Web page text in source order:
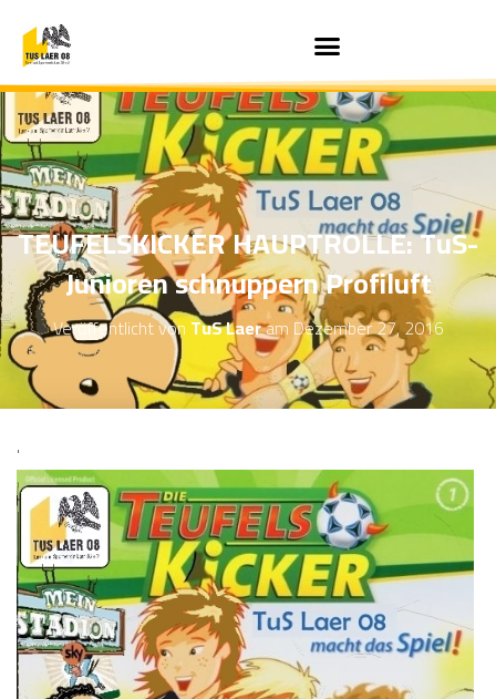
TEUFELSKICKER HAUPTROLLE: TuS-
Junioren schnuppern Profiluft
Veröffentlicht vonTuS LaeramDezember 27, 2016
'